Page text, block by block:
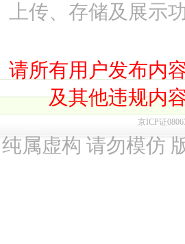
上传、存储及展示
请所有用户发布内
及其他违规内
京ICP证
纯属虚构 请勿模仿